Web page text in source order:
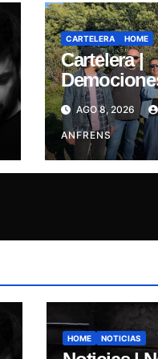
CARTELERA HOME
Cartelera |
Bar
su EP y
single
Escarlata”
AGO 8, 2026
ANFRENS
HOME NOTICIAS